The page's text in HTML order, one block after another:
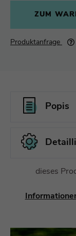
ZUM
Produktanfrage
Popis
dieses